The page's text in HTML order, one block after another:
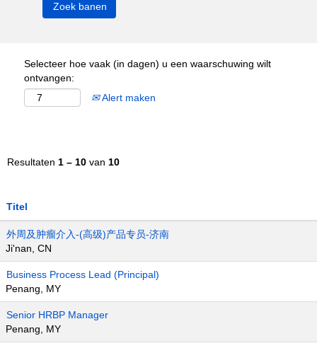
Selecteer hoe vaak (in dagen) u een waarschuwing wilt
ontvangen:
Alert maken
Resultaten 1 – 10 van 10
Titel
外周及肿瘤介入-(高级)产品专员-济南
Ji'nan, CN
Business Process Lead (Principal)
Penang, MY
Senior HRBP Manager
Penang, MY